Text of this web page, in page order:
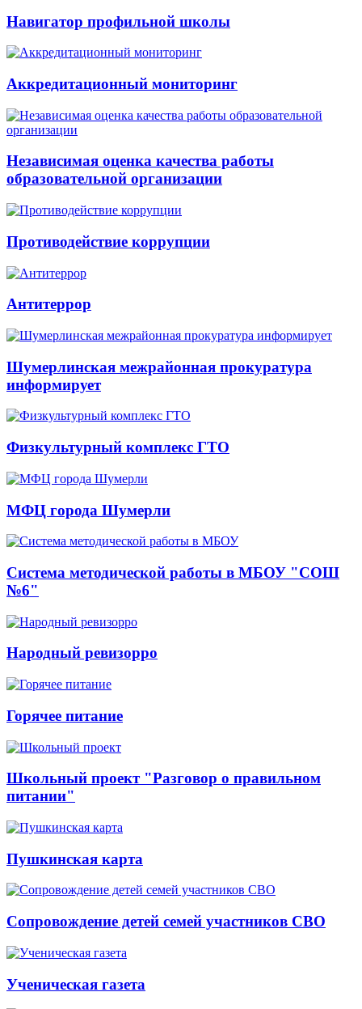
Навигатор профильной школы
Аккредитационный мониторинг
Независимая оценка качества работы
образовательной организации
Противодействие коррупции
Антитеррор
Шумерлинская межрайонная прокуратура
информирует
Физкультурный комплекс ГТО
МФЦ города Шумерли
Система методической работы в МБОУ "СОШ
№6"
Народный ревизорро
Горячее питание
Школьный проект "Разговор о правильном
питании"
Пушкинская карта
Сопровождение детей семей участников СВО
Ученическая газета